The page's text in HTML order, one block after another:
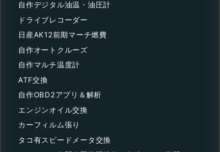
自作デジタル油温・油圧計
ドライブレコーダー
日産AK12前期マーチ燃費
自作オートクルーズ
自作マルチ温度計
ATF交換
自作OBD2アプリ＆解析
エンジンオイル交換
カーフィルム張り
タコ有スピードメータ交換